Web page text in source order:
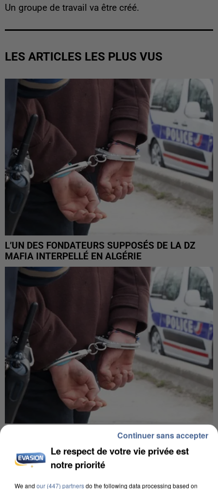
Un groupe de travail va être créé.
LES ARTICLES LES PLUS VUS
L’UN DES FONDATEURS SUPPOSÉS DE LA DZ
MAFIA INTERPELLÉ EN ALGÉRIE
UN SECOND CADRE DE LA DZ MAFIA
Le respect de votre vie privée est
notre priorité
We and our (447) partnersdo the following data processing based on
Continuer sans accepter